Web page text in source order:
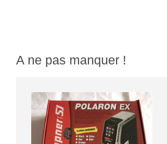
A ne pas manquer !